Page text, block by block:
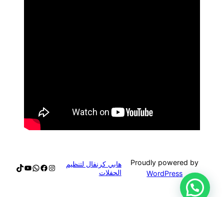
Proudly powered by
WordPress
هابي كرنفال لتنظيم
الحفلات